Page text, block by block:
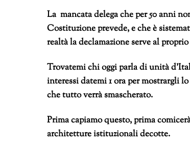
La mancata delega che per 50 anni
Costituzione prevede, e che è
realtà la declamazione serve al
Trovatemi chi oggi parla di unità
interessi datemi 1 ora per mostrargli
che tutto verrà smascherato.
Prima capiamo questo, prima
architetture istituzionali decotte.